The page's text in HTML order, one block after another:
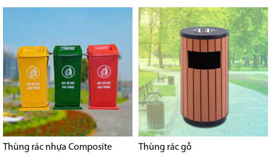
Thùng rác nhựa Composite Thùng rác gỗ